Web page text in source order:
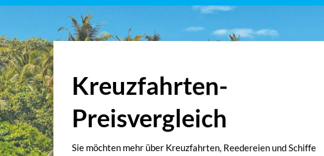
Kreuzfahrten-
Preisvergleich
Sie möchten mehr über Kreuzfahrten, Reedereien und Schiffe